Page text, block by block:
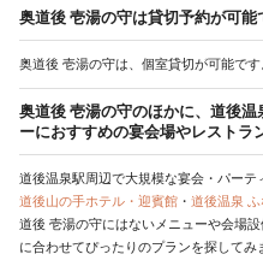
奥道後 壱湯の守は貸切予約が可能
奥道後 壱湯の守は、個室貸切が可能です
奥道後 壱湯の守のほかに、道後
ーにおすすめの宴会場やレストラ
道後温泉駅周辺で大規模な宴会・パーテ
道後山の手ホテル・迎賓館 ・ 道後温泉 ふ
道後 壱湯の守にはないメニューや会場
に合わせてぴったりのプランを探してみ